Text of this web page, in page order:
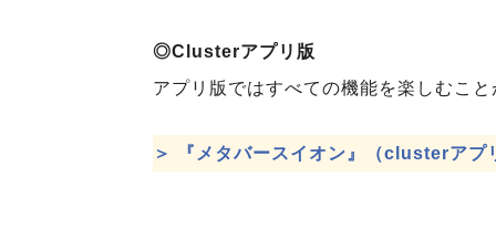
◎Clusterアプリ版
アプリ版ではすべての機能を楽しむこと
＞ 『メタバースイオン』（clusterアプ